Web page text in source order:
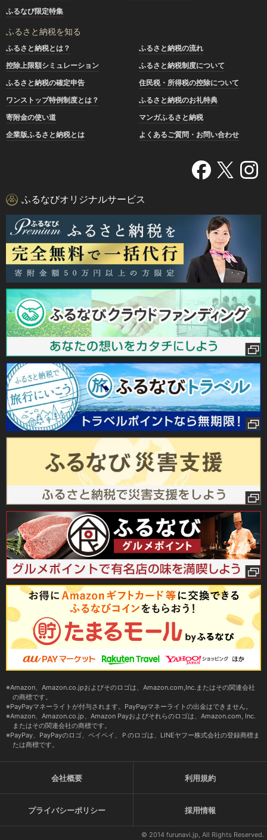
ふるなび限定特集
ふるさと納税を知る
ふるさと納税とは？
ふるさと納税の流れ
控除上限額シミュレーション
ふるさと納税制度について
ふるさと納税の確定申告
住民税・所得税の控除について
ワンストップ特例制度とは？
ふるさと納税のお礼特典
寄附金の使い道
マンガふるさと納税
企業版ふるさと納税とは
よくあるご質問・お問い合わせ
ふるなびオリジナルサービス
Amazon、Amazon.co.jpおよびそのロゴは、Amazon.com,Inc.またはその関連会社
の商標です。
PayPayマネーライトが付与されます。PayPayマネーライトの出金はできません。
Amazon、Amazon.co.jp、Amazon Payおよびそれらのロゴは、Amazon.com, Inc.
またはその関連会社の商標です。
PayPay、PayPayのロゴ、ペイペイ、Ｐのロゴは、LINEヤフー株式会社の登録商標ま
たは商標です。
会社概要 利用規約
プライバシーポリシー 採用情報
© 2014 furunavi.jp, All Rights Reserved.